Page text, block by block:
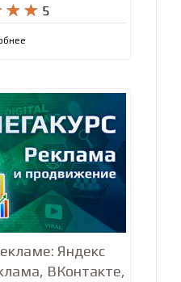
 
  5
Яндекс
ВКонтакте,